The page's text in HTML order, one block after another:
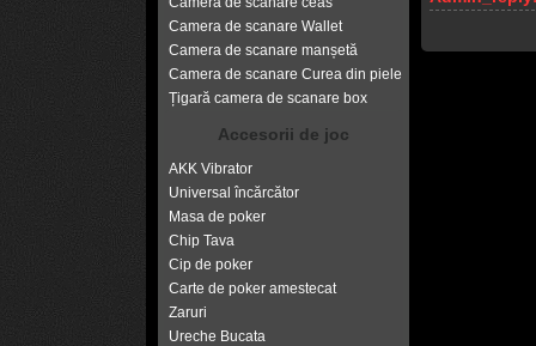
Camera de scanare Wallet
Camera de scanare manșetă
Camera de scanare Curea din piele
Țigară camera de scanare box
Accesorii de joc
AKK Vibrator
Universal încărcător
Masa de poker
Chip Tava
Cip de poker
Carte de poker amestecat
Zaruri
Ureche Bucata